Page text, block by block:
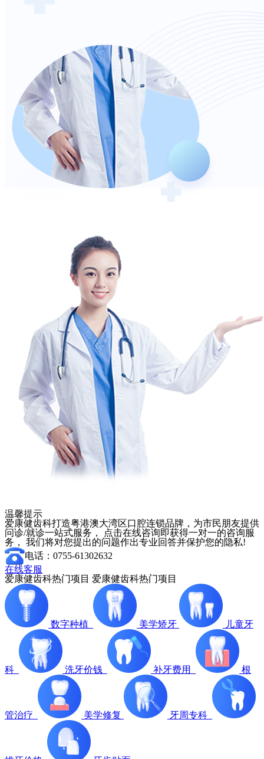
温馨提示
爱康健齿科打造粤港澳大湾区口腔连锁品牌，为市民朋友提供
问诊/就诊一站式服务， 点击在线咨询即获得一对一的咨询服
务， 我们将对您提出的问题作出专业回答并保护您的隐私!
电话：0755-61302632
在线客服
爱康健齿科热门项目 爱康健齿科热门项目
数字种植 美学矫牙 儿童牙
科 洗牙价钱 补牙费用 根
管治疗 美学修复 牙周专科